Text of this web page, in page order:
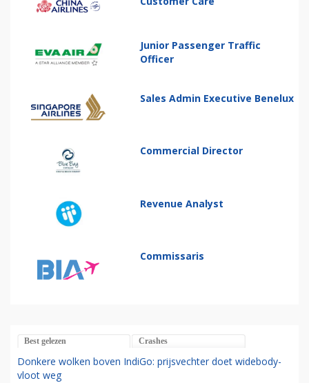
Junior Passenger Traffic
Officer
Sales Admin Executive Benelux
Commercial Director
Revenue Analyst
Commissaris
Best gelezen Crashes
Donkere wolken boven IndiGo: prijsvechter doet widebody-
vloot weg